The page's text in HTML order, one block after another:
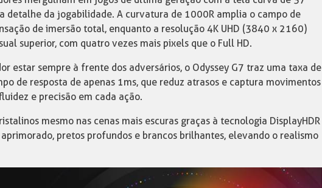
detalhe da jogabilidade. A curvatura de 1000R amplia o campo de
de imersão total, enquanto a resolução 4K UHD (3840 x 2160)
superior, com quatro vezes mais pixels que o Full HD.
estar sempre à frente dos adversários, o Odyssey G7 traz uma taxa de
de resposta de apenas 1ms, que reduz atrasos e captura movimentos
e precisão em cada ação.
mesmo nas cenas mais escuras graças à tecnologia DisplayHDR
pretos profundos e brancos brilhantes, elevando o realismo